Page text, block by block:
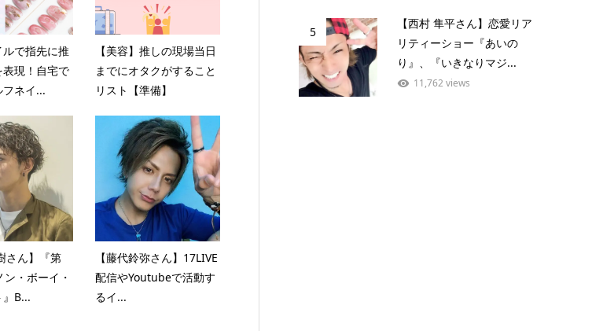
で指先に推
表現！自宅で
ネイ...
【美容】推しの現場当日
までにオタクがすること
リスト【準備】
さん】『第
・ボーイ・
』B...
【藤代鈴弥さん】17LIVE
配信やYoutubeで活動す
るイ...
5
【西村 隼平さん】恋愛リア
リティーショー『あいの
り』、『いきなりマジ...
11,762 views